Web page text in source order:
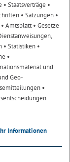
• Staatsverträge •
• Satzungen •
• Amtsblatt• Gesetze
• Statistiken •
•
und
Geo-
•
Informationen